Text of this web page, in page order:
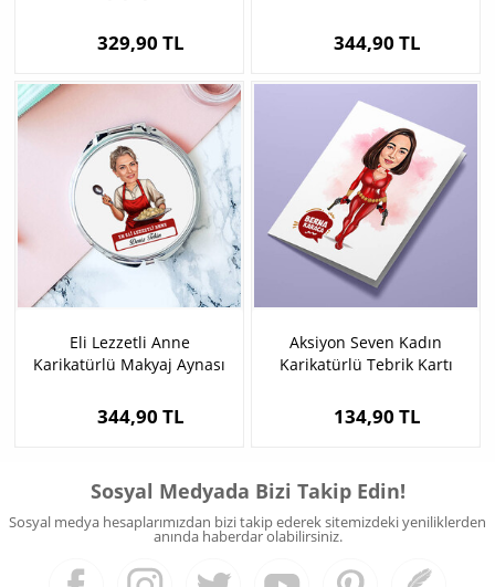
329,90 TL 344,90 TL
Eli Lezzetli Anne
Karikatürlü Makyaj Aynası
344,90 TL
Aksiyon Seven Kadın
Karikatürlü Tebrik Kartı
134,90 TL
Sosyal Medyada Bizi Takip Edin!
Sosyal medya hesaplarımızdan bizi takip ederek sitemizdeki yeniliklerden
anında haberdar olabilirsiniz.